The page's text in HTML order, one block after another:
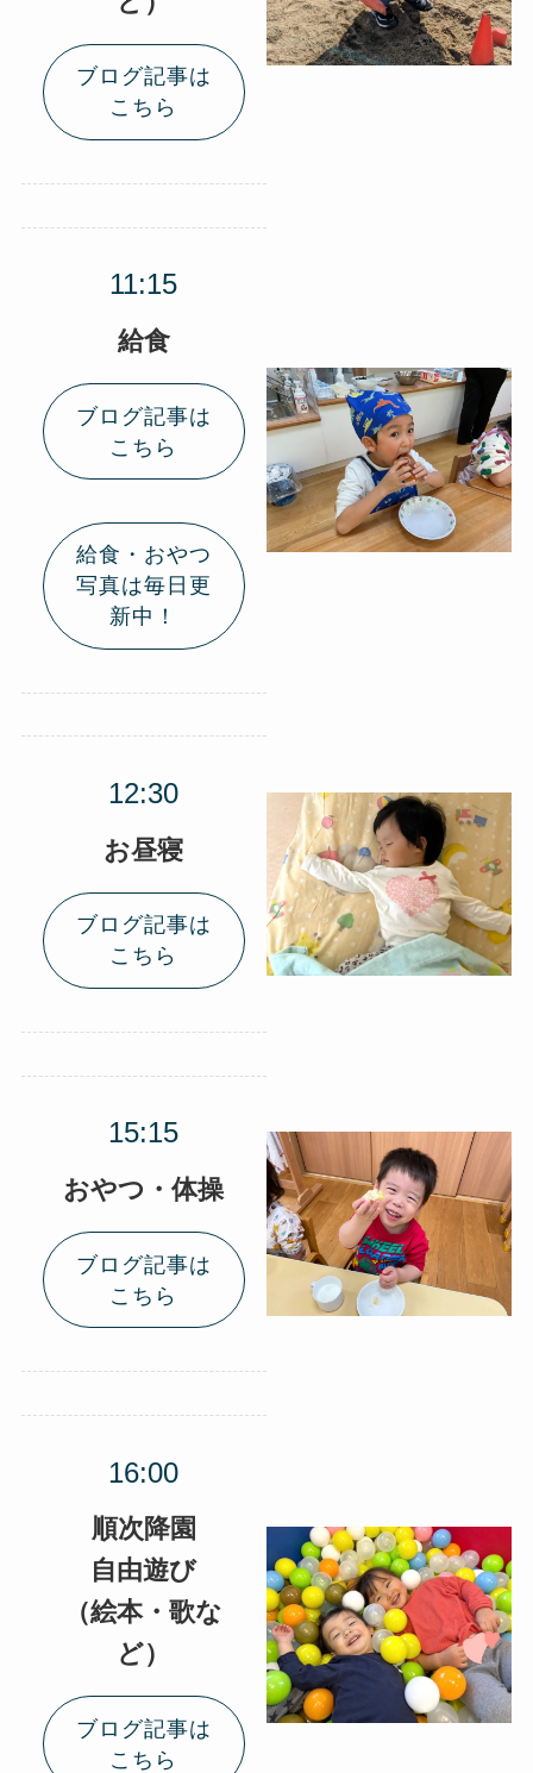
ブログ記事は
こちら
給食
ブログ記事は
こちら
給食・おやつ
写真は毎日更
新中！
お昼寝
ブログ記事は
こちら
おやつ・体操
ブログ記事は
こちら
順次降園
自由遊び
（絵本・歌な
ど）
ブログ記事は
こちら